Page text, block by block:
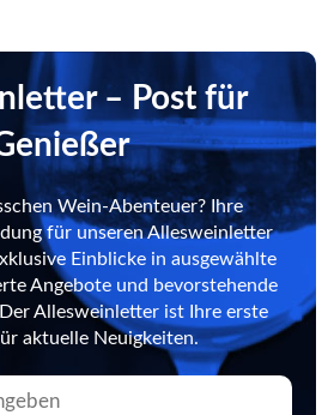
– Post für
Wein-Abenteuer? Ihre
für unseren Allesweinletter
Einblicke in ausgewählte
Angebote und bevorstehende
Allesweinletter ist Ihre erste
aktuelle Neuigkeiten.